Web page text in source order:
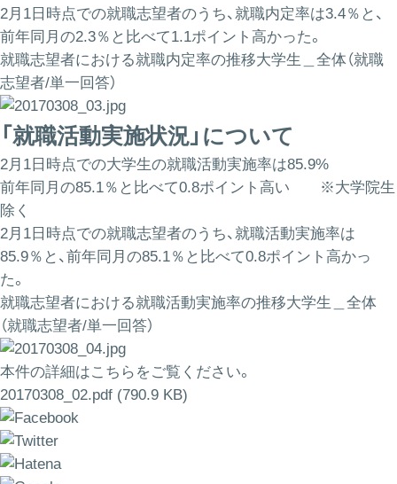
2月1日時点での就職志望者のうち、就職内定率は3.4％と、
前年同月の2.3％と比べて1.1ポイント高かった。
就職志望者における就職内定率の推移大学生＿全体（就職
志望者/単一回答）
「就職活動実施状況」について
2月1日時点での大学生の就職活動実施率は85.9%
前年同月の85.1％と比べて0.8ポイント高い ※大学院生
除く
2月1日時点での就職志望者のうち、就職活動実施率は
85.9％と、前年同月の85.1％と比べて0.8ポイント高かっ
た。
就職志望者における就職活動実施率の推移大学生＿全体
（就職志望者/単一回答）
本件の詳細はこちらをご覧ください。
20170308_02.pdf (790.9 KB)